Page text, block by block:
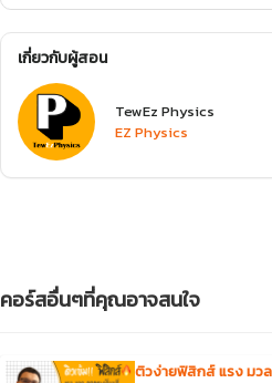
เกี่ยวกับผู้สอน
TewEz Physics
EZ Physics
คอร์สอื่นๆที่คุณอาจสนใจ
ติวง่ายฟิสิกส์ แรง มว